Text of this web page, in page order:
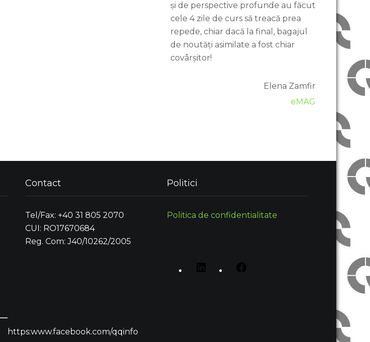
și de perspective profunde au făcut
cele 4 zile de curs să treacă prea
repede, chiar dacă la final, bagajul
de noutăți asimilate a fost chiar
covârșitor!
Elena Zamfir
eMAG
Contact
Tel/Fax: +40 31 805 2070
CUI: RO17670684
Reg. Com: J40/10262/2005
Politici
Politica de confidentialitate
https:www.facebook.com/qqinfo